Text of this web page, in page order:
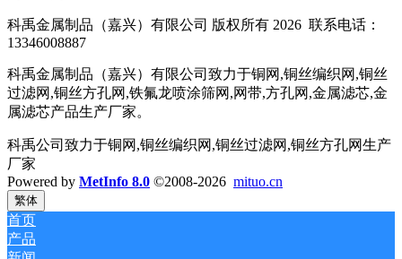
科禹金属制品（嘉兴）有限公司 版权所有 2026 联系电话：
13346008887
科禹金属制品（嘉兴）有限公司致力于铜网,铜丝编织网,铜丝
过滤网,铜丝方孔网,铁氟龙喷涂筛网,网带,方孔网,金属滤芯,金
属滤芯产品生产厂家。
科禹公司致力于铜网,铜丝编织网,铜丝过滤网,铜丝方孔网生产
厂家
Powered by MetInfo 8.0 ©2008-2026 mituo.cn
繁体
首页
产品